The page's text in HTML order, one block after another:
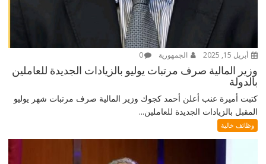
أبريل 15, 2025 الجمهورية 0
وزير المالية صرف مرتبات يوليو بالزيادات الجديدة للعاملين
بالدولة
كتبت أميرة عنب أعلن أحمد كجوك وزير المالية صرف مرتبات شهر يوليو
المقبل بالزيادات الجديدة للعاملين...
وظائف خالية